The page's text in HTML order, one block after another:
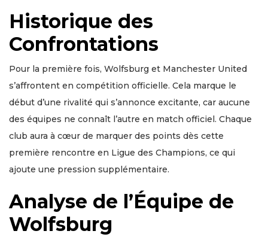
Historique des
Confrontations
Pour la première fois, Wolfsburg et Manchester United
s’affrontent en compétition officielle. Cela marque le
début d’une rivalité qui s’annonce excitante, car aucune
des équipes ne connaît l’autre en match officiel. Chaque
club aura à cœur de marquer des points dès cette
première rencontre en Ligue des Champions, ce qui
ajoute une pression supplémentaire.
Analyse de l’Équipe de
Wolfsburg